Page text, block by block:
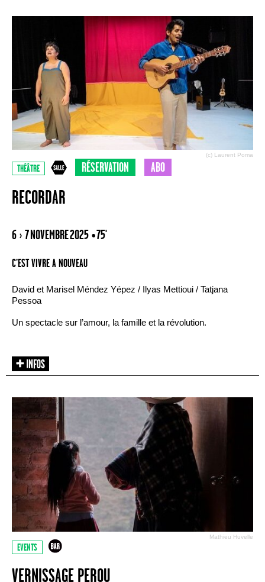
(c) Laurent Poma
THÉÂTRE RÉSERVATION ABO
RECORDAR
6 › 7 NOVEMBRE 2025 • 75'
C’EST VIVRE A NOUVEAU
David et Marisel Méndez Yépez / Ilyas Mettioui / Tatjana
Pessoa
Un spectacle sur l’amour, la famille et la révolution.
Mathieu Huvelle
EVENTS
VERNISSAGE PEROU